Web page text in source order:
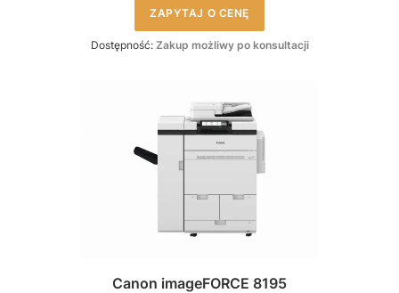
ZAPYTAJ O CENĘ
Dostępność: Zakup możliwy po konsultacji
Canon imageFORCE 8195